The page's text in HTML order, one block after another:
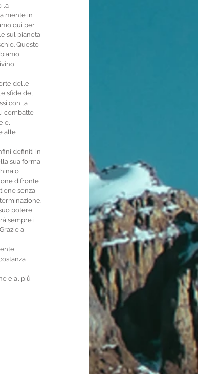
la
mente in
qui per
sul pianeta
Questo
delle
sfide del
con la
combatte
e,
alle
definiti in
sua forma
o
difronte
senza
potere,
sempre i
a
e al più